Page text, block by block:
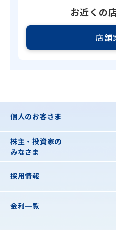
お近くの
店舗
個人のお客さま
株主・投資家の
みなさま
採用情報
金利一覧